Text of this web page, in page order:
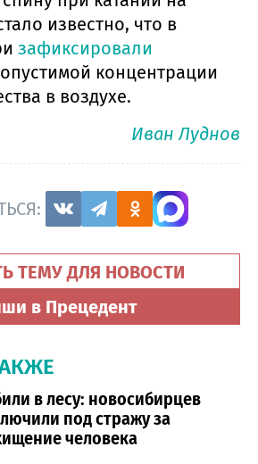
известно, что в
зафиксировали
концентрации
в воздухе.
Иван Луднов
ТЕМУ ДЛЯ НОВОСТИ
в Прецедент
в лесу: новосибирцев
под стражу за
человека